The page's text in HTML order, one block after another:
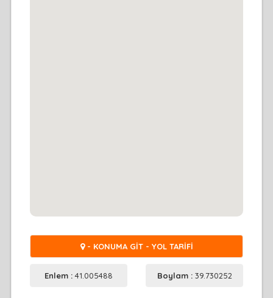
- KONUMA GİT - YOL TARİFİ
Enlem :41.005488 Boylam : 39.730252